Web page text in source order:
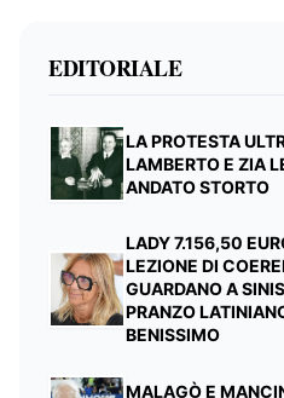
EDITORIALE
LA PROTESTA
LAMBERTO E ZIA
ANDATO STORTO
LADY 7.156,50
LEZIONE DI
GUARDANO A
PRANZO
BENISSIMO
MALAGÒ E